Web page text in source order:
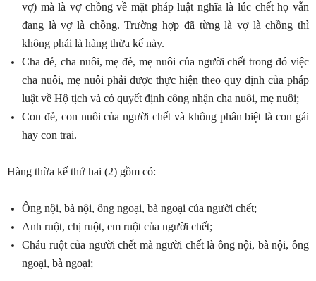
vợ) mà là vợ chồng về mặt pháp luật nghĩa là lúc chết họ vẫn
đang là vợ là chồng. Trường hợp đã từng là vợ là chồng thì
không phải là hàng thừa kế này.
Cha đẻ, cha nuôi, mẹ đẻ, mẹ nuôi của người chết trong đó việc
cha nuôi, mẹ nuôi phải được thực hiện theo quy định của pháp
luật về Hộ tịch và có quyết định công nhận cha nuôi, mẹ nuôi;
Con đẻ, con nuôi của người chết và không phân biệt là con gái
hay con trai.
Hàng thừa kế thứ hai (2) gồm có:
Ông nội, bà nội, ông ngoại, bà ngoại của người chết;
Anh ruột, chị ruột, em ruột của người chết;
Cháu ruột của người chết mà người chết là ông nội, bà nội, ông
ngoại, bà ngoại;